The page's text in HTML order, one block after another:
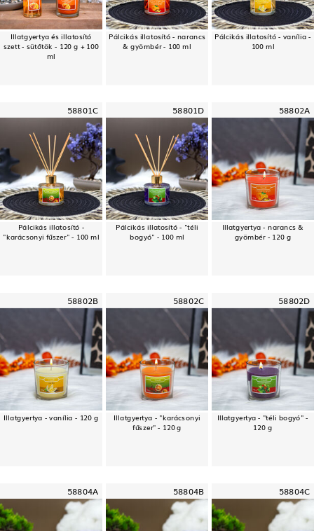
Illatgyertya és illatosító
szett - sütőtök - 120 g + 100
ml
Pálcikás illatosító - narancs
& gyömbér - 100 ml
Pálcikás illatosító - vanília -
100 ml
58801C
Pálcikás illatosító -
"karácsonyi fűszer" - 100 ml
58801D
Pálcikás illatosító - "téli
bogyó" - 100 ml
58802A
Illatgyertya - narancs &
gyömbér - 120 g
58802B
Illatgyertya - vanília - 120 g
58802C
Illatgyertya - "karácsonyi
fűszer" - 120 g
58802D
Illatgyertya - "téli bogyó" -
120 g
58804A 58804B 58804C